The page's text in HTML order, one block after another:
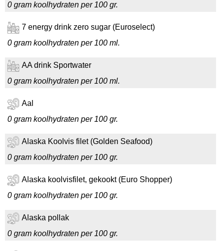
0 gram koolhydraten per 100 gr.
7 energy drink zero sugar (Euroselect)
0 gram koolhydraten per 100 ml.
AA drink Sportwater
0 gram koolhydraten per 100 ml.
Aal
0 gram koolhydraten per 100 gr.
Alaska Koolvis filet (Golden Seafood)
0 gram koolhydraten per 100 gr.
Alaska koolvisfilet, gekookt (Euro Shopper)
0 gram koolhydraten per 100 gr.
Alaska pollak
0 gram koolhydraten per 100 gr.